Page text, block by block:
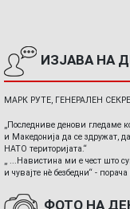
ИЗЈАВА НА
МАРК РУТЕ, ГЕНЕРАЛЕН
„Последниве денови гледаме
и Македонија да се здружат,
НАТО територијата.“
„ ...Навистина ми е чест што
и чувајте нè безбедни“ -
ФОТО НА